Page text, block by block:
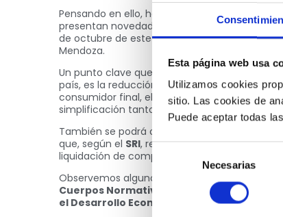
Esta página web usa
Utilizamos cookies
sitio. Las cookies de
Puede aceptar todas
Selección
de
consentimiento
Necesarias
Pensando en ello, hoy te traemos noticias
presentan novedades para fortalecer el
de octubre de este año, firmado por el
Mendoza.
Un punto clave que menciona el
país, es la reducción del monto máximo
consumidor final, el cual pasa de USD 200 a
simplificación tanto de trámites como de
También se podrá otorgar crédito tributario
que, según el SRI, realicen transacciones con
liquidación de compra.
Observemos algunos puntos claves del
Cuerpos Normativos En Materia De
el Desarrollo Económico”.